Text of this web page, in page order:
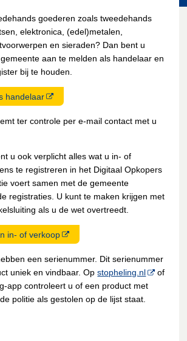
goederen zoals tweedehands
elektronica, (edel)metalen,
en sieraden? Dan bent u
aan te melden als handelaar en
bij te houden.
handelaar
ter controle per e-mail contact met u
u ook verplicht alles wat u in- of
te registreren in het Digitaal Opkopers
voert samen met de gemeente
registraties. U kunt te maken krijgen met
als u de wet overtreedt.
in- of verkoop
een serienummer. Dit serienummer
uniek en vindbaar. Opstopheling.nl
of
app controleert u of een product met
politie als gestolen op de lijst staat.